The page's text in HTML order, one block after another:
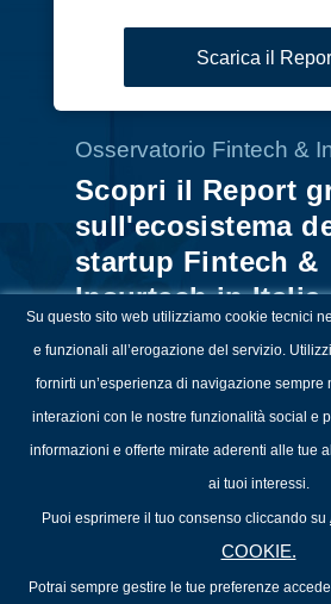
Osservatorio Fintech &
Scopri il Report
sull'ecosistema
startup Fintech &
Insurtech in Italia
Su questo sito web utilizziamo cookie tecnici
e funzionali all’erogazione del servizio.
fornirti un’esperienza di navigazione sempre
interazioni con le nostre funzionalità social e
informazioni e offerte mirate aderenti alle tue
ai tuoi interessi.
Puoi esprimere il tuo consenso cliccando su
COOKIE.
Potrai sempre gestire le tue preferenze